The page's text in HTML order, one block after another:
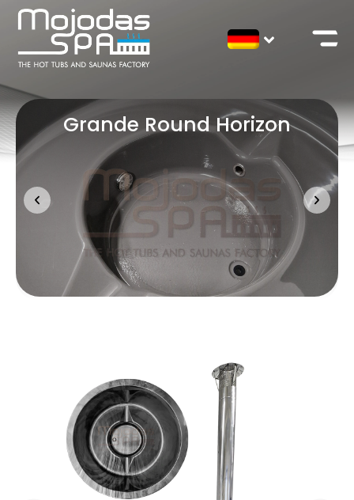
Grande Round Horizon